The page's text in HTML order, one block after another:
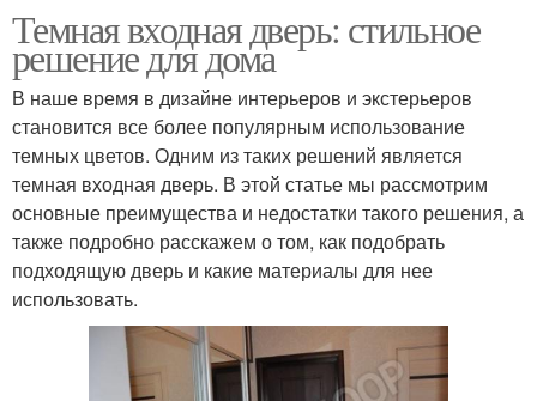
Темная входная дверь: стильное
решение для дома
В наше время в дизайне интерьеров и экстерьеров
становится все более популярным использование
темных цветов. Одним из таких решений является
темная входная дверь. В этой статье мы рассмотрим
основные преимущества и недостатки такого решения, а
также подробно расскажем о том, как подобрать
подходящую дверь и какие материалы для нее
использовать.